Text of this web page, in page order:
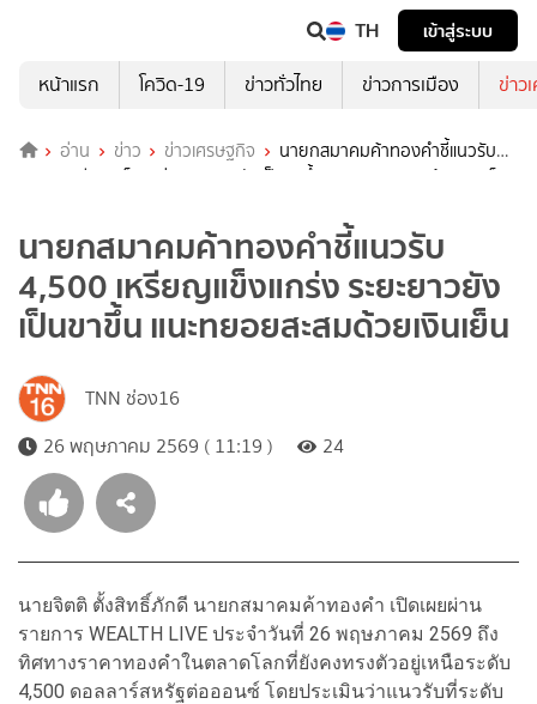
TH
เข้าสู่ระบบ
หน้าแรก
โควิด-19 ข่าวทั่วไทย ข่าวการเมือง ข่าว
อ่าน ข่าว ข่าวเศรษฐกิจ
นายกสมาคมค้าทองคำชี้แนวรับ
4,500 เหรียญแข็งแกร่ง ระยะยาวยังเป็นขาขึ้น แนะทยอยสะสมด้วยเงินเย็น
นายกสมาคมค้าทองคำชี้แนวรับ
4,500 เหรียญแข็งแกร่ง ระยะยาวยัง
เป็นขาขึ้น แนะทยอยสะสมด้วยเงินเย็น
TNN ช่อง16
26 พฤษภาคม 2569 ( 11:19 )
24
นายจิตติ ตั้งสิทธิ์ภักดี นายกสมาคมค้าทองคำ เปิดเผยผ่าน
รายการ WEALTH LIVE ประจำวันที่ 26 พฤษภาคม 2569 ถึง
ทิศทางราคาทองคำในตลาดโลกที่ยังคงทรงตัวอยู่เหนือระดับ
4,500 ดอลลาร์สหรัฐต่อออนซ์ โดยประเมินว่าแนวรับที่ระดับ